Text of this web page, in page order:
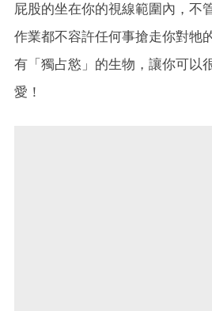
屁股的坐在你的視線範圍內，不
作業都不容許任何事搶走你對牠
有「獨占慾」的生物，讓你可以
愛！